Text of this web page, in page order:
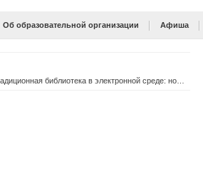
Об образовательной организации Афиша